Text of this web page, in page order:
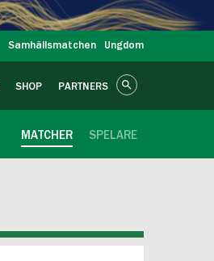
Samhällsmatchen Ungdom
SHOP PARTNERS
SPELARE
MATCHER